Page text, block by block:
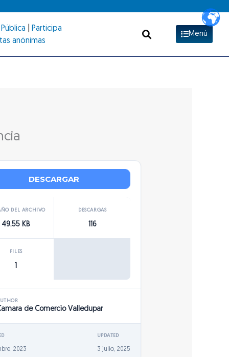
Participa
anónimas
Menú
DESCARGAR
DEL ARCHIVO
49.55 KB
DESCARGAS
116
FILES
1
de Comercio Valledupar
2023
UPDATED
3 julio, 2025